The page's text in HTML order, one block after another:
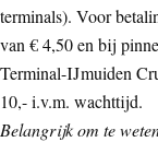
terminals). Voor
van € 4,50 en bij
Terminal-IJmuiden
10,- i.v.m. wachttijd.
Belangrijk om te